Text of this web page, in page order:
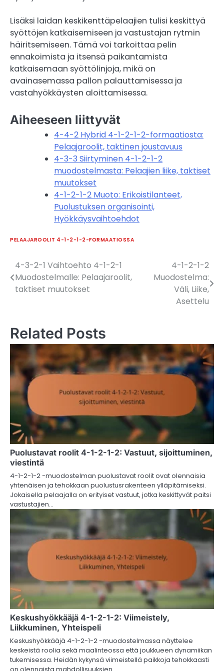
Lisäksi laidan keskikenttäpelaajien tulisi keskittyä
syöttöjen katkaisemiseen ja vastustajan rytmin
häiritsemiseen. Tämä voi tarkoittaa pelin
ennakoimista ja itsensä paikantamista
katkaisemaan syöttölinjoja, mikä on
avainasemassa pallon palauttamisessa ja
vastahyökkäysten aloittamisessa.
Aiheeseen liittyvät
4-4-2 Hybrid 4-1-2-1-2-formaatiosta:
Pelaajaroolit, taktinen joustavuus
4-3-3 Siirtyminen 4-1-2-1-2
muodostelmasta: Pelaajien liike, taktiset
muutokset
4-1-2-1-2 Muoto: Erikoistilanteet,
Puolustuksen organisointi,
Hyökkäysvaihtoehdot
PELAAJAROOLIT 4-1-2-1-2-FORMAATIOSSA
Post
navigation
4-3-2-1 Vaihtoehto 4-1-2-1
Muodostelmalle: Pelaajaroolit,
taktiset muutokset
4-1-2-1-2
Muodostelma:
Väli, Liike,
Asettelu
Related Posts
Puolustavat roolit 4-1-2-1-2: Vastuut, sijoittuminen,
viestintä
4-1-2-1-2 -muodostelman puolustavat roolit ovat olennaisia
yhtenäisen ja tehokkaan puolustusrakenteen ylläpitämiseksi.
Jokaisella pelaajalla on erityiset vastuut, jotka keskittyvät paitsi
vastustajien…
Keskushyökkääjä 4-1-2-1-2: Viimeistely,
Liikkuminen, Yhteispeli
Keskushyökkääjä 4-1-2-1-2 -muodostelmassa näyttelee
keskeistä roolia sekä maalinteossa että joukkueen dynamiikan
tukemisessa. Heidän kykynsä viimeistellä paikkoja tehokkaasti